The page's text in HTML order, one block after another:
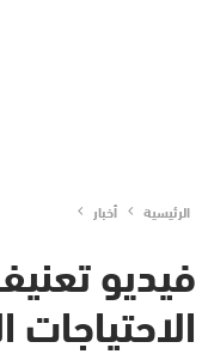
الرئيسية أخبار
فيديو